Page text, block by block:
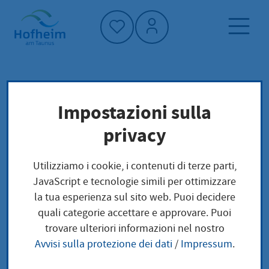
Home"
Pagina iniziale
Trova servizi
Preoccupazioni locali
Schäden an innerörtlichen Landes- und
Schäden an
innerörtlichen
Impostazioni sulla
privacy
Utilizziamo i cookie, i contenuti di terze parti,
JavaScript e tecnologie simili per ottimizzare
la tua esperienza sul sito web. Puoi decidere
quali categorie accettare e approvare. Puoi
trovare ulteriori informazioni nel nostro
Avvisi sulla protezione dei dati/ Impressum.